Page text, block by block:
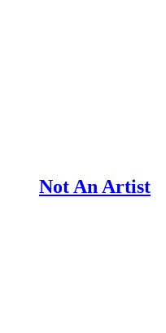
Not An Artist